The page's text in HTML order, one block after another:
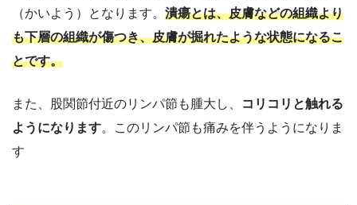
（かいよう）となります。 潰瘍とは、皮膚などの組織より
も下層の組織が傷つき、皮膚が掘れたような状態になるこ
とです。
また、股関節付近のリンパ節も腫大し、
コリコリと触れる
ようになります。このリンパ節も痛みを伴うようになりま
す